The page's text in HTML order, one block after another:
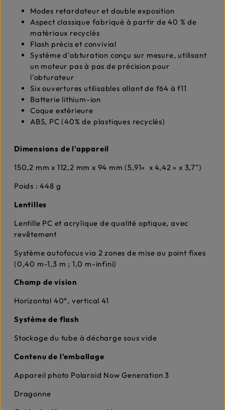
Modes retardateur et double exposition
Aspect classique fabriqué à partir de 40 % de
matériaux recyclés
Flash précis et convivial
Système d'obturation conçu sur mesure, utilisant
un moteur pas à pas de précision pour
l'obturateur
Six ouvertures utilisables allant de f64 à f11
Batterie lithium-ion
Coque extérieure
ABS, PC (40% de plastiques recyclés)
Dimensions de l'appareil
150,2 mm x 112,2 mm x 94 mm (5,91« x 4,42 » x 3,7")
Poids : 448 g
Lentilles
Lentille PC et acrylique de qualité optique, avec
revêtement
Système autofocus via 2 zones de mise au point fixes
(0,40 m-1,3 m ; 1,0 m-infini)
Champ de vision
Horizontal 40°, vertical 41
Système de flash
Stockage du tube à décharge sous vide
Contenu de l'emballage
Appareil photo Polaroid Now Generation 3
Dragonne